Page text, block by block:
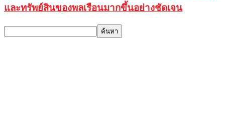
และทรัพย์สินของพลเรือนมากขึ้นอย่างชัดเจน